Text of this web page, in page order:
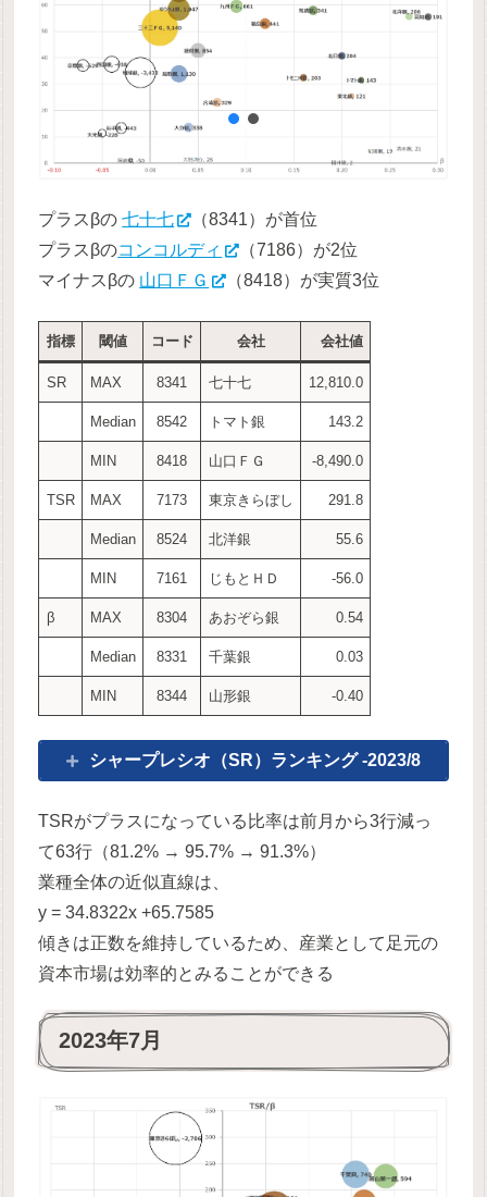
プラスβの七十七
（8341）が首位
プラスβのコンコルディ
（7186）が2位
マイナスβの 山口ＦＧ （8418）が実質3位
指標 閾値 コード 会社 会社値
SR MAX 8341 七十七 12,810.0
Median 8542 トマト銀 143.2
MIN 8418 山口ＦＧ -8,490.0
TSR MAX 7173 東京きらぼし 291.8
Median 8524 北洋銀 55.6
MIN 7161 じもとＨＤ -56.0
β MAX 8304 あおぞら銀 0.54
Median 8331 千葉銀 0.03
MIN 8344 山形銀 -0.40
シャープレシオ（SR）ランキング -2023/8
TSRがプラスになっている比率は前月から3行減っ
て63行（81.2% → 95.7% → 91.3%）
業種全体の近似直線は、
y = 34.8322x +65.7585
傾きは正数を維持しているため、産業として足元の
資本市場は効率的とみることができる
2023年7月